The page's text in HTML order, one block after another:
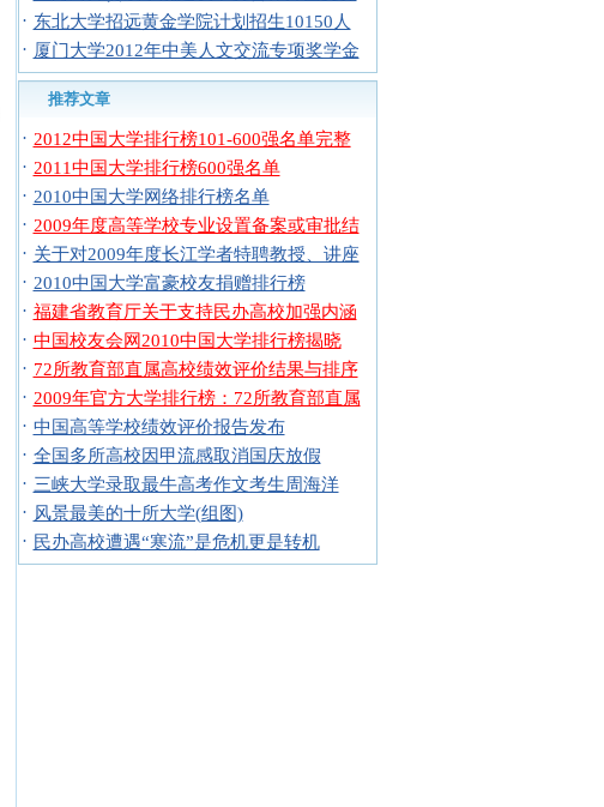
· 东北大学招远黄金学院计划招生10150人
· 厦门大学2012年中美人文交流专项奖学金
推荐文章
· 2012中国大学排行榜101-600强名单完整
· 2011中国大学排行榜600强名单
· 2010中国大学网络排行榜名单
· 2009年度高等学校专业设置备案或审批结
· 关于对2009年度长江学者特聘教授、讲座
· 2010中国大学富豪校友捐赠排行榜
· 福建省教育厅关于支持民办高校加强内涵
· 中国校友会网2010中国大学排行榜揭晓
· 72所教育部直属高校绩效评价结果与排序
· 2009年官方大学排行榜：72所教育部直属
· 中国高等学校绩效评价报告发布
· 全国多所高校因甲流感取消国庆放假
· 三峡大学录取最牛高考作文考生周海洋
· 风景最美的十所大学(组图)
· 民办高校遭遇“寒流”是危机更是转机